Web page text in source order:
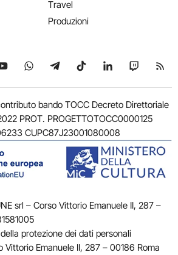
Travel
Produzioni
su X su YouTube
Seguici su WhatsApp
Seguici su Telegram
Seguici su TikTok
Seguici su
Seguici
bando TOCC Decreto Direttoriale
PROT. PROGETTOTOCC0000125
CUPC87J23001080008
srl – Corso Vittorio Emanuele II, 287 –
protezione dei dati personali
Vittorio Emanuele II, 287 – 00186 Roma